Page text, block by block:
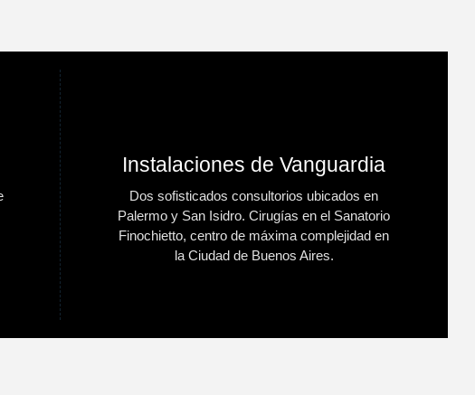
Instalaciones de Vanguardia
Dos sofisticados consultorios ubicados en
Palermo y San Isidro. Cirugías en el Sanatorio
Finochietto, centro de máxima complejidad en
la Ciudad de Buenos Aires.